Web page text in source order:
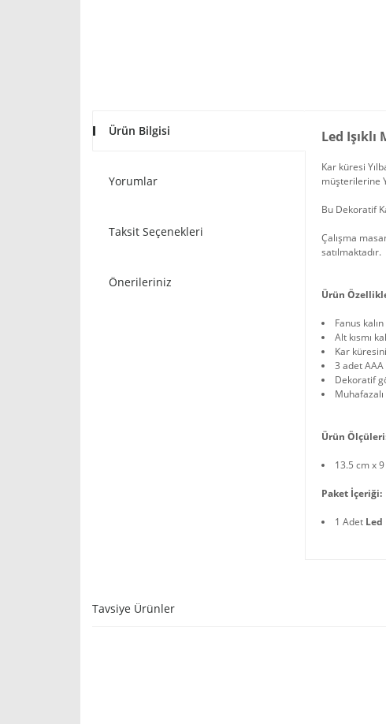
Ürün Bilgisi
Yorumlar
Taksit Seçenekleri
Önerileriniz
Led
Kar küresi
müşterilerine
Bu Dekoratif
Çalışma
satılmaktadır.
Ürün
Fanus
Alt kısmı
Kar
3 adet
Dekoratif
Ürün
13.5 cm x
Paket İçeriği:
1 Adet Led
Tavsiye Ürünler